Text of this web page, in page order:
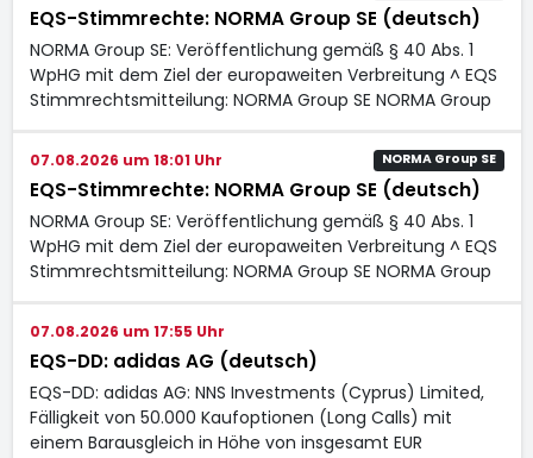
EQS-Stimmrechte: NORMA Group SE (deutsch)
NORMA Group SE: Veröffentlichung gemäß § 40 Abs. 1
WpHG mit dem Ziel der europaweiten Verbreitung ^ EQS
Stimmrechtsmitteilung: NORMA Group SE NORMA Group
07.08.2026 um 18:01 Uhr NORMA Group SE
EQS-Stimmrechte: NORMA Group SE (deutsch)
NORMA Group SE: Veröffentlichung gemäß § 40 Abs. 1
WpHG mit dem Ziel der europaweiten Verbreitung ^ EQS
Stimmrechtsmitteilung: NORMA Group SE NORMA Group
07.08.2026 um 17:55 Uhr
EQS-DD: adidas AG (deutsch)
EQS-DD: adidas AG: NNS Investments (Cyprus) Limited,
Fälligkeit von 50.000 Kaufoptionen (Long Calls) mit
einem Barausgleich in Höhe von insgesamt EUR